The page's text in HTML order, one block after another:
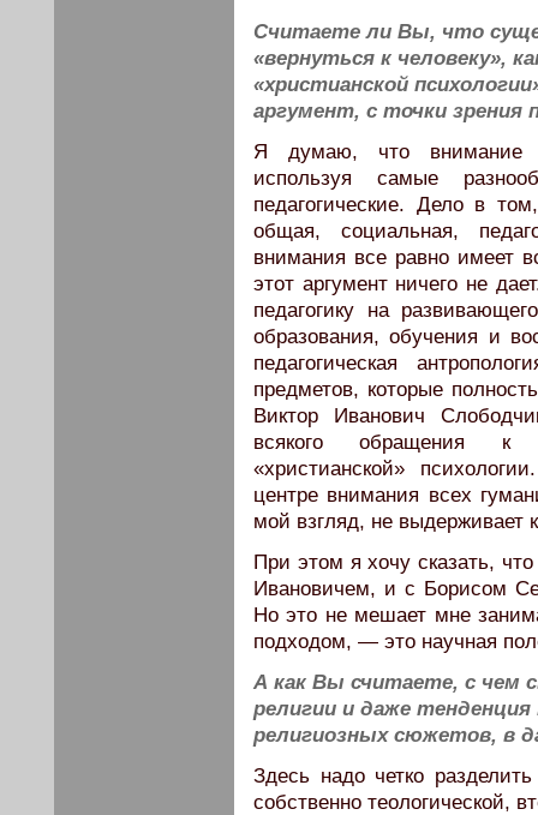
Считаете ли Вы, что
«вернуться к человеку»,
«христианской
аргумент, с точки зрения
Я думаю, что внимание к
используя самые
педагогические. Дело в
общая, социальная,
внимания все равно имеет
этот аргумент ничего не
педагогику на
образования, обучения и
педагогическая
предметов, которые
Виктор Иванович
всякого обращения к
«христианской»
центре внимания всех
мой взгляд, не выдерживает
При этом я хочу сказать,
Ивановичем, и с Борисом
Но это не мешает мне
подходом, — это научная
А как Вы считаете, с чем
религии и даже тенденция
религиозных сюжетов, в
Здесь надо четко
собственно теологической,